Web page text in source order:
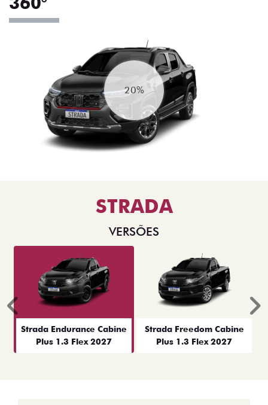
20%
STRADA
VERSÕES
Strada Endurance Cabine
Plus 1.3 Flex 2027
Strada Freedom Cabine
Plus 1.3 Flex 2027
Anterior